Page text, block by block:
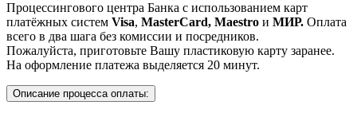
Процессингового центра Банка с использованием карт
платёжных систем Visa, MasterCard, Maestro и МИР. Оплата
всего в два шага без комиссии и посредников.
Пожалуйста, приготовьте Вашу пластиковую карту заранее.
На оформление платежа выделяется 20 минут.
Описание процесса оплаты: